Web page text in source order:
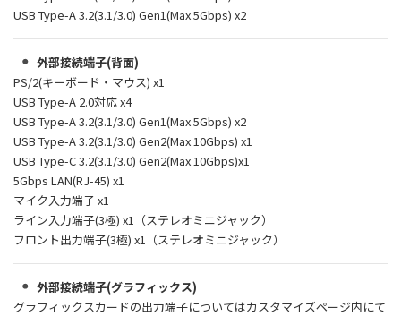
USB Type-A 3.2(3.1/3.0) Gen1(Max 5Gbps) x2
外部接続端子(背面)
PS/2(キーボード・マウス) x1
USB Type-A 2.0対応 x4
USB Type-A 3.2(3.1/3.0) Gen1(Max 5Gbps) x2
USB Type-A 3.2(3.1/3.0) Gen2(Max 10Gbps) x1
USB Type-C 3.2(3.1/3.0) Gen2(Max 10Gbps)x1
5Gbps LAN(RJ-45) x1
マイク入力端子 x1
ライン入力端子(3極) x1（ステレオミニジャック）
フロント出力端子(3極) x1（ステレオミニジャック）
外部接続端子(グラフィックス)
グラフィックスカードの出力端子についてはカスタマイズページ内にて